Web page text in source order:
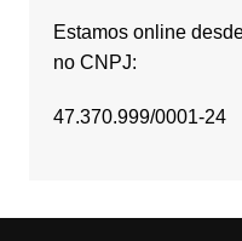
Estamos online
no CNPJ:
47.370.999/0001-24